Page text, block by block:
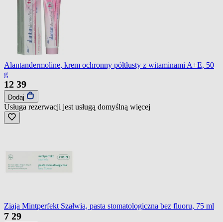
Alantandermoline, krem ochronny półtłusty z witaminami A+E, 50
g
12 39
Dodaj
Usługa rezerwacji jest usługą domyślną więcej
Ziaja Mintperfekt Szałwia, pasta stomatologiczna bez fluoru, 75 ml
7 29